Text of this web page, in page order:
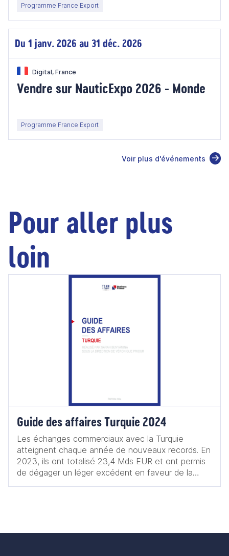
Programme France Export
Du 1 janv. 2026 au 31 déc. 2026
Digital, France
Vendre sur NauticExpo 2026 - Monde
Programme France Export
Voir plus d'événements
Pour aller plus
loin
Guide des affaires Turquie 2024
Les échanges commerciaux avec la Turquie
atteignent chaque année de nouveaux records. En
2023, ils ont totalisé 23,4 Mds EUR et ont permis
de dégager un léger excédent en faveur de la
France, avec 500 M EUR. Les exportations